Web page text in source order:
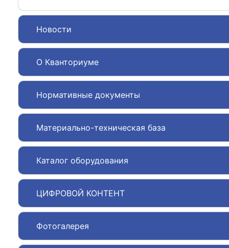
Новости
О Кванториуме
Нормативные документы
Материально-техническая база
Каталог оборудования
ЦИФРОВОЙ КОНТЕНТ
Фотогалерея